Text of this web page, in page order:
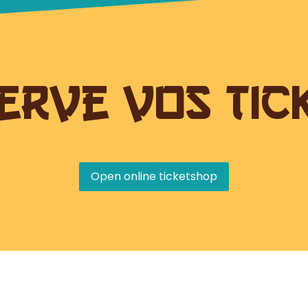
VOs
Open online ticketshop